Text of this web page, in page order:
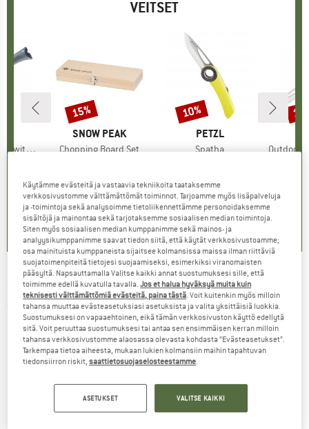
VEITSET
)
MERKKI
SNOW PEAK
Tuote
Chopping Board Set
5,0(2)
Alennus
15%
MERKKI
PETZL
Tuote
Spatha
4,7(42)
Alennus
10%
Tuote
PUMA TEC -Taschenmesser 312510 - Veitset
(0)
Käytämme evästeitä ja vastaavia tekniikoita taataksemme
verkkosivustomme välttämättömät toiminnot. Tarjoamme myös lisäpalveluja
ja -toimintoja sekä analysoimme tietoliikennettämme personoidaksemme
sisältöjä ja mainontaa sekä tarjotaksemme sosiaalisen median toimintoja.
Siten myös sosiaalisen median kumppanimme sekä mainos- ja
analyysikumppanimme saavat tiedon siitä, että käytät verkkosivustoamme;
osa mainituista kumppaneista sijaitsee kolmansissa maissa ilman riittäviä
suojatoimenpiteitä tietojesi suojaamiseksi, esimerkiksi viranomaisten
pääsyltä. Napsauttamalla Valitse kaikki annat suostumuksesi sille, että
toimimme edellä kuvatulla tavalla.Jos et halua hyväksyä muita kuin
teknisesti välttämättömiä evästeitä, paina tästä. Voit kuitenkin myös milloin
tahansa muuttaa evästeasetuksiasi asetuksista ja valita yksittäisiä luokkia.
Suostumuksesi on vapaaehtoinen, eikä tämän verkkosivuston käyttö edellytä
sitä. Voit peruuttaa suostumuksesi tai antaa sen ensimmäisen kerran milloin
tahansa verkkosivustomme alaosassa olevasta kohdasta ”Evästeasetukset”.
Tarkempaa tietoa aiheesta, mukaan lukien kolmansiin maihin tapahtuvan
tiedonsiirron riskit,saattietosuojaselosteestamme.
ASETUKSET VALITSE KAIKKI